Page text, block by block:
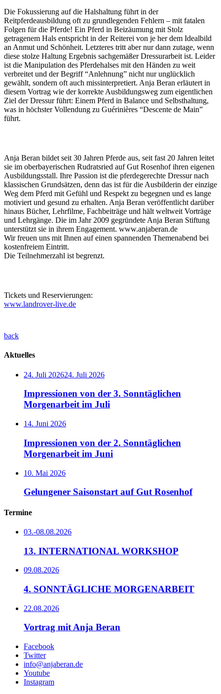
Die Fokussierung auf die Halshaltung führt in der
Reitpferdeausbildung oft zu grundlegenden Fehlern – mit fatalen
Folgen für die Pferde! Ein Pferd in Beizäumung mit Stolz
getragenem Hals entspricht in der Reiterei von je her dem Idealbild
an Anmut und Schönheit. Letzteres tritt aber nur dann zutage, wenn
diese stolze Haltung Ergebnis sachgemäßer Dressurarbeit ist. Leider
ist die Manipulation des Pferdehalses mit den Händen zu weit
verbreitet und der Begriff “Anlehnung” nicht nur unglücklich
gewählt, sondern oft auch missinterpretiert. Anja Beran erläutert in
diesem Vortrag wie der korrekte Ausbildungsweg zum eigentlichen
Ziel der Dressur führt: Einem Pferd in Balance und Selbsthaltung,
was in höchster Vollendung zu Guérinières “Descente de Main”
führt.
Anja Beran bildet seit 30 Jahren Pferde aus, seit fast 20 Jahren leitet
sie im oberbayerischen Rudratsried auf Gut Rosenhof ihren eigenen
Ausbildungsstall. Ihre Passion ist die pferdegerechte Dressur nach
klassischen Grundsätzen, denn das ist für die Ausbilderin der einzige
Weg dem Pferd mit Gefühl und Respekt zu begegnen und es lange
motiviert und gesund zu erhalten. Anja Beran veröffentlicht darüber
hinaus Bücher, Lehrfilme, Fachbeiträge und hält weltweit Vorträge
und Lehrgänge. Die im Jahr 2009 gegründete Anja Beran Stiftung
unterstützt sie in ihrem Engagement. www.anjaberan.de
Wir freuen uns mit Ihnen auf einen spannenden Themenabend bei
kostenfreiem Eintritt.
Die Teilnehmerzahl ist begrenzt.
Tickets und Reservierungen:
www.landrover-live.de
back
Aktuelles
24. Juli 202624. Juli 2026
Impressionen von der 3. Sonntäglichen
Morgenarbeit im Juli
14. Juni 2026
Impressionen von der 2. Sonntäglichen
Morgenarbeit im Juni
10. Mai 2026
Gelungener Saisonstart auf Gut Rosenhof
Termine
03.-08.08.2026
13. INTERNATIONAL WORKSHOP
09.08.2026
4. SONNTÄGLICHE MORGENARBEIT
22.08.2026
Vortrag mit Anja Beran
Facebook
Twitter
info@anjaberan.de
Youtube
Instagram